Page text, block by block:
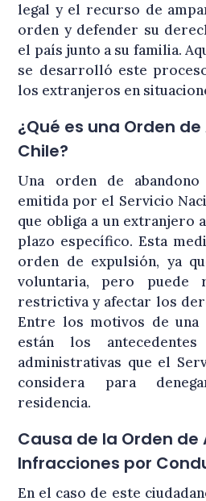
legal y el recurso de
orden y defender su
el país junto a su familia.
se desarrolló este
los extranjeros en
¿Qué es una Orden
Chile?
Una orden de
emitida por el Servicio
que obliga a un extranjero
plazo específico. Esta
orden de expulsión, ya
voluntaria, pero puede
restrictiva y afectar los
Entre los motivos de una
están los
administrativas que el
considera para
residencia.
Causa de la Orden de
Infracciones por
En el caso de este